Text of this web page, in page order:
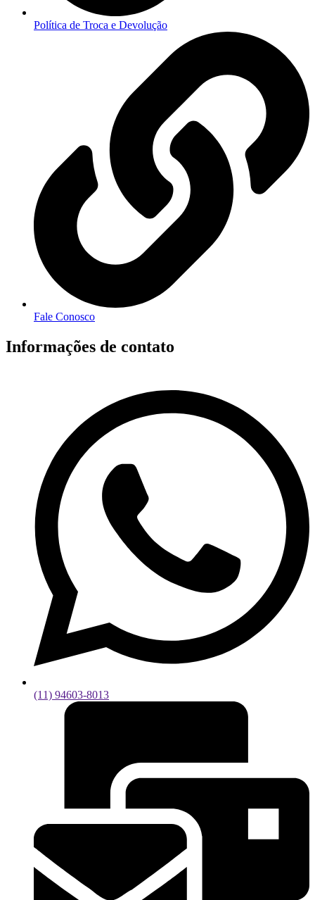
Política de Troca e Devolução
Fale Conosco
Informações de contato
(11) 94603-8013